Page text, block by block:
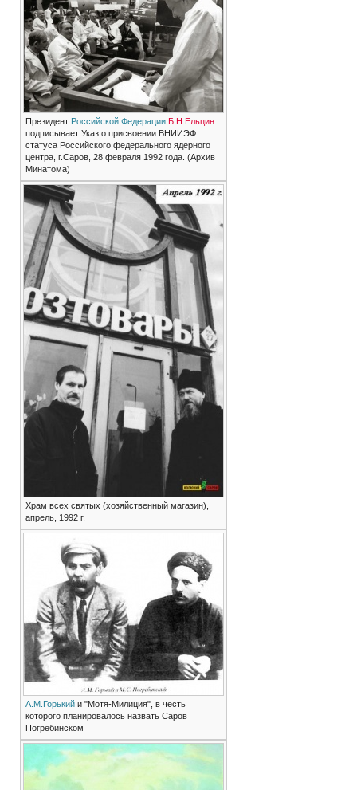
Президент Российской Федерации Б.Н.Ельцин
подписывает Указ о присвоении ВНИИЭФ
статуса Российского федерального ядерного
центра, г.Саров, 28 февраля 1992 года. (Архив
Минатома)
Храм всех святых (хозяйственный магазин),
апрель, 1992 г.
А.М.Горькийи "Мотя-Милиция", в честь
которого планировалось назвать Саров
Погребинском